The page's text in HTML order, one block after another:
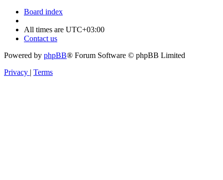
Board index
All times are UTC+03:00
Contact us
Powered by phpBB® Forum Software © phpBB Limited
Privacy | Terms